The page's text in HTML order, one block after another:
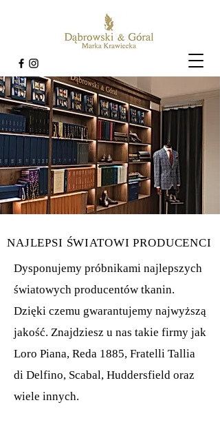
NAJLEPSI ŚWIATOWI PRODUCENCI
Dysponujemy próbnikami najlepszych
światowych producentów tkanin.
Dzięki czemu gwarantujemy najwyższą
jakość. Znajdziesz u nas takie firmy jak
Loro Piana, Reda 1885, Fratelli Tallia
di Delfino, Scabal, Huddersfield oraz
wiele innych.